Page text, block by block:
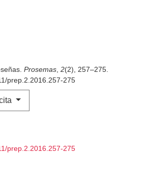
Prosemas 2(2), 257–275.
prep.2.2016.257-275
prep.2.2016.257-275